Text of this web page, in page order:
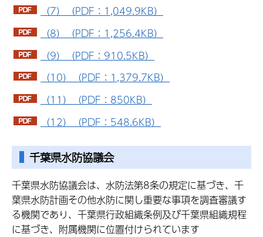
（7）（PDF：1,049.9KB）
（8）（PDF：1,256.4KB）
（9）（PDF：910.5KB）
（10）（PDF：1,379.7KB）
（11）（PDF：850KB）
（12）（PDF：548.6KB）
千葉県水防協議会
千葉県水防協議会は、水防法第8条の規定に基づき、千
葉県水防計画その他水防に関し重要な事項を調査審議す
る機関であり、千葉県行政組織条例及び千葉県組織規程
に基づき、附属機関に位置付けられています